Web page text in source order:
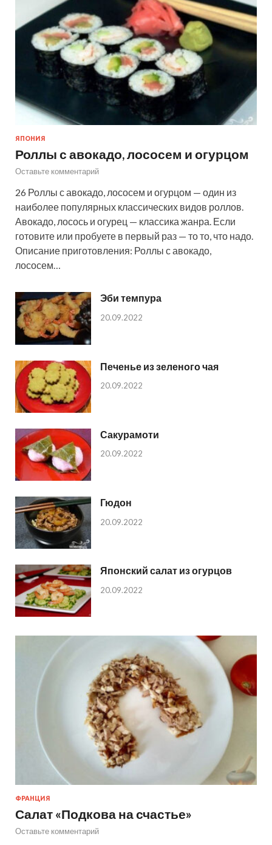
ЯПОНИЯ
Роллы с авокадо, лососем и огурцом
Оставьте комментарий
26 Роллы с авокадо, лососем и огурцом — один из
наиболее популярных классических видов роллов.
Авокадо, лосось и огурец — классика жанра. Если
готовите или пробуете в первый раз — то то, что надо.
Описание приготовления: Роллы с авокадо,
лососем…
Эби темпура
20.09.2022
Печенье из зеленого чая
20.09.2022
Сакурамоти
20.09.2022
Гюдон
20.09.2022
Японский салат из огурцов
20.09.2022
ФРАНЦИЯ
Салат «Подкова на счастье»
Оставьте комментарий